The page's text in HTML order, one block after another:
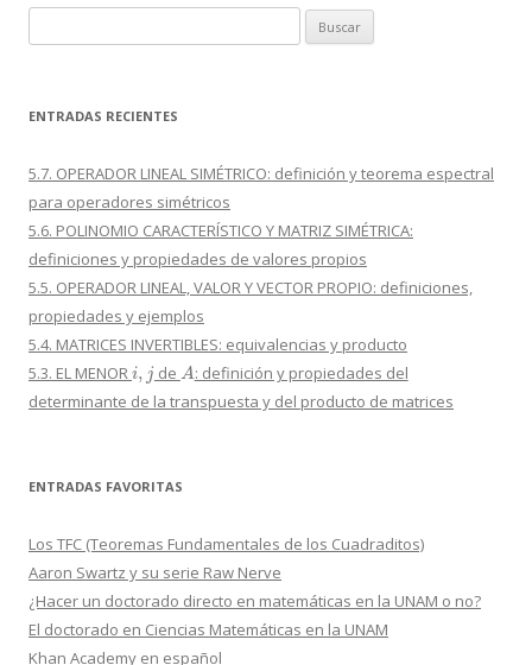
ENTRADAS RECIENTES
5.7. OPERADOR LINEAL SIMÉTRICO: definición y teorema espectral
para operadores simétricos
5.6. POLINOMIO CARACTERÍSTICO Y MATRIZ SIMÉTRICA:
definiciones y propiedades de valores propios
5.5. OPERADOR LINEAL, VALOR Y VECTOR PROPIO: definiciones,
propiedades y ejemplos
5.4. MATRICES INVERTIBLES: equivalencias y producto
5.3. EL MENORi,j de A: definición y propiedades del
determinante de la transpuesta y del producto de matrices
ENTRADAS FAVORITAS
Los TFC (Teoremas Fundamentales de los Cuadraditos)
Aaron Swartz y su serie Raw Nerve
¿Hacer un doctorado directo en matemáticas en la UNAM o no?
El doctorado en Ciencias Matemáticas en la UNAM
Khan Academy en español